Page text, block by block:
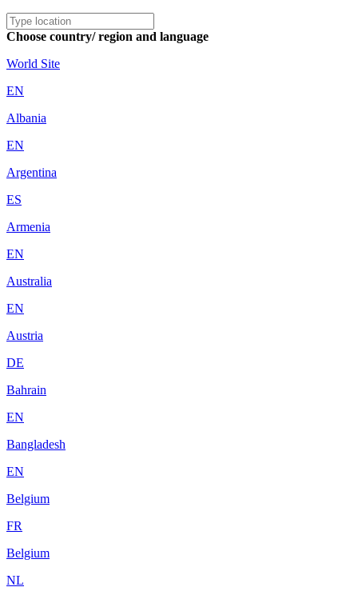
Choose country/ region and language
World Site
EN
Albania
EN
Argentina
ES
Armenia
EN
Australia
EN
Austria
DE
Bahrain
EN
Bangladesh
EN
Belgium
FR
Belgium
NL